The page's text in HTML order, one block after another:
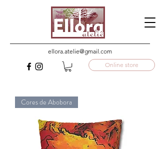
ellora.atelie@gmail.com
Online store
Cores de Abobora